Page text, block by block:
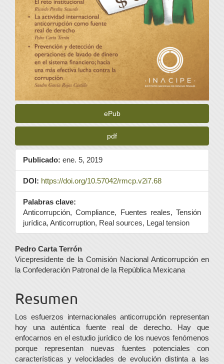
ePub
pdf
Publicado: ene. 5, 2019
DOI: https://doi.org/10.57042/rmcp.v2i7.68
Palabras clave:
Anticorrupción, Compliance, Fuentes reales, Tensión
jurídica, Anticorruption, Real sources, Legal tension
Contenido
principal
artículo
Pedro Carta Terrón
Vicepresidente de la Comisión Nacional Anticorrupción en
la Confederación Patronal de la República Mexicana
Resumen
Los esfuerzos internacionales anticorrupción representan
hoy una auténtica fuente real de derecho. Hay que
enfocarnos en el estudio jurídico de los nuevos fenómenos
porque representan nuevas fuentes potenciales con
características y velocidades de evolución distinta a las